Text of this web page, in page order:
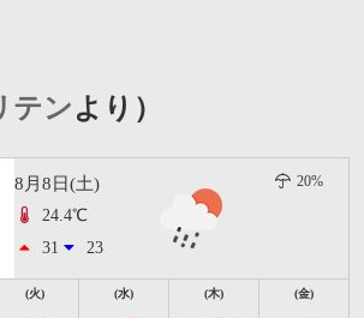
テンより）
8月8日(土)
24.4℃
31
23
20%
(火) (水) (木) (金)